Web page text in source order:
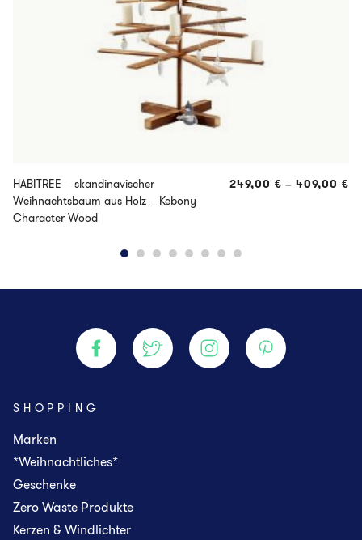
HABITREE – skandinavischer
Weihnachtsbaum aus Holz – Kebony
Character Wood
249,00 € – 409,00 €
SHOPPING
Marken
*Weihnachtliches*
Geschenke
Zero Waste Produkte
Kerzen & Windlichter